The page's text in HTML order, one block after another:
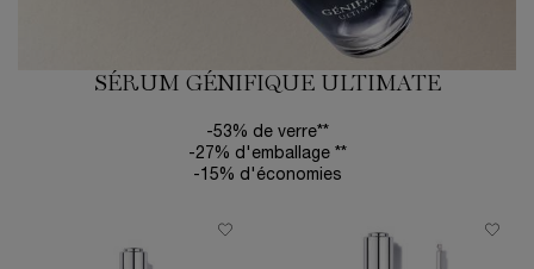
SÉRUM GÉNIFIQUE ULTIMATE
-53% de verre**
-27% d'emballage **
-15% d'économies